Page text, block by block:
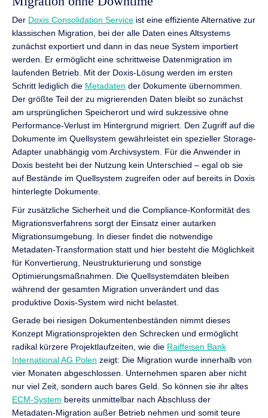
Der Doxis Consolidation Service ist eine effiziente Alternative zur
klassischen Migration, bei der alle Daten eines Altsystems
zunächst exportiert und dann in das neue System importiert
werden. Er ermöglicht eine schrittweise Datenmigration im
laufenden Betrieb. Mit der Doxis-Lösung werden im ersten
Schritt lediglich die Metadaten der Dokumente übernommen.
Der größte Teil der zu migrierenden Daten bleibt so zunächst
am ursprünglichen Speicherort und wird sukzessive ohne
Performance-Verlust im Hintergrund migriert. Den Zugriff auf die
Dokumente im Quellsystem gewährleistet ein spezieller Storage-
Adapter unabhängig vom Archivsystem. Für die Anwender in
Doxis besteht bei der Nutzung kein Unterschied – egal ob sie
auf Bestände im Quellsystem zugreifen oder auf bereits in Doxis
hinterlegte Dokumente.
Für zusätzliche Sicherheit und die Compliance-Konformität des
Migrationsverfahrens sorgt der Einsatz einer autarken
Migrationsumgebung. In dieser findet die notwendige
Metadaten-Transformation statt und hier besteht die Möglichkeit
für Konvertierung, Neustrukturierung und sonstige
Optimierungsmaßnahmen. Die Quellsystemdaten bleiben
während der gesamten Migration unverändert und das
produktive Doxis-System wird nicht belastet.
Gerade bei riesigen Dokumentenbeständen nimmt dieses
Konzept Migrationsprojekten den Schrecken und ermöglicht
radikal kürzere Projektlaufzeiten, wie die Raiffeisen Bank
International AG Polen zeigt: Die Migration wurde innerhalb von
vier Monaten abgeschlossen. Unternehmen sparen aber nicht
nur viel Zeit, sondern auch bares Geld. So können sie ihr altes
ECM-System bereits unmittelbar nach Abschluss der
Metadaten-Migration außer Betrieb nehmen und somit teure